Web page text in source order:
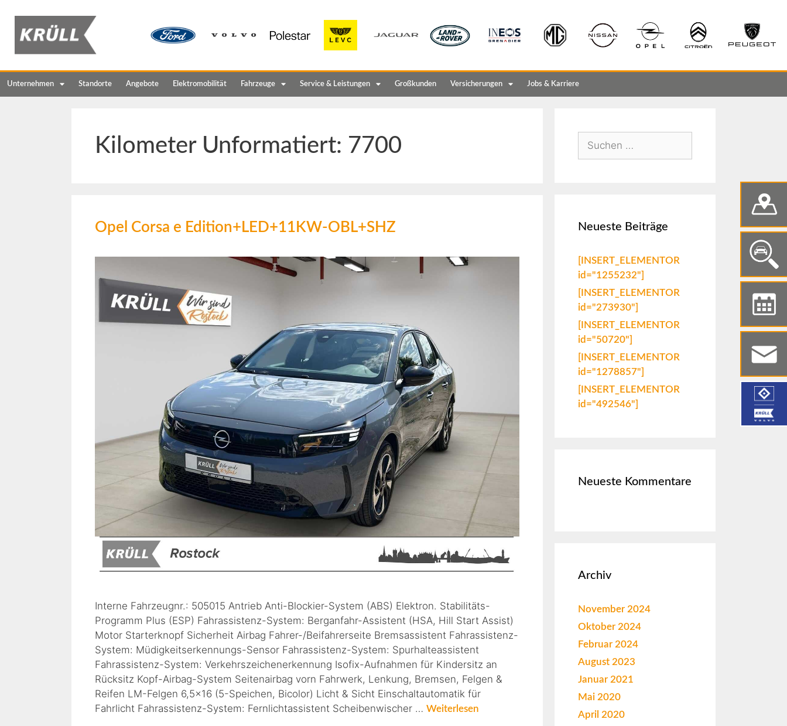
Unternehmen Standorte Angebote Elektromobilität Fahrzeuge Service & Leistungen Großkunden Versicherungen Jobs & Karriere
Kilometer Unformatiert: 7700
Opel Corsa e Edition+LED+11KW-OBL+SHZ
Interne Fahrzeugnr.: 505015 Antrieb Anti-Blockier-System (ABS) Elektron. Stabilitäts-
Programm Plus (ESP) Fahrassistenz-System: Berganfahr-Assistent (HSA, Hill Start Assist)
Motor Starterknopf Sicherheit Airbag Fahrer-/Beifahrerseite Bremsassistent Fahrassistenz-
System: Müdigkeitserkennungs-Sensor Fahrassistenz-System: Spurhalteassistent
Fahrassistenz-System: Verkehrszeichenerkennung Isofix-Aufnahmen für Kindersitz an
Rücksitz Kopf-Airbag-System Seitenairbag vorn Fahrwerk, Lenkung, Bremsen, Felgen &
Reifen LM-Felgen 6,5×16 (5-Speichen, Bicolor) Licht & Sicht Einschaltautomatik für
Fahrlicht Fahrassistenz-System: Fernlichtassistent Scheibenwischer … Weiterlesen
Neueste Beiträge
[INSERT_ELEMENTOR
id="1255232"]
[INSERT_ELEMENTOR
id="273930"]
[INSERT_ELEMENTOR
id="50720"]
[INSERT_ELEMENTOR
id="1278857"]
[INSERT_ELEMENTOR
id="492546"]
Neueste Kommentare
Archiv
November 2024
Oktober 2024
Februar 2024
August 2023
Januar 2021
Mai 2020
April 2020